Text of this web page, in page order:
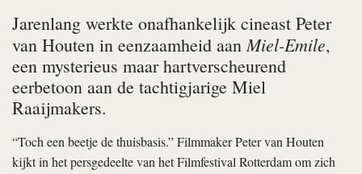
Jarenlang werkte onafhankelijk cineast Peter
van Houten in eenzaamheid aan Miel-Emile,
een mysterieus maar hartverscheurend
eerbetoon aan de tachtigjarige Miel
Raaijmakers.
“Toch een beetje de thuisbasis.” Filmmaker Peter van Houten
kijkt in het persgedeelte van het Filmfestival Rotterdam om zich